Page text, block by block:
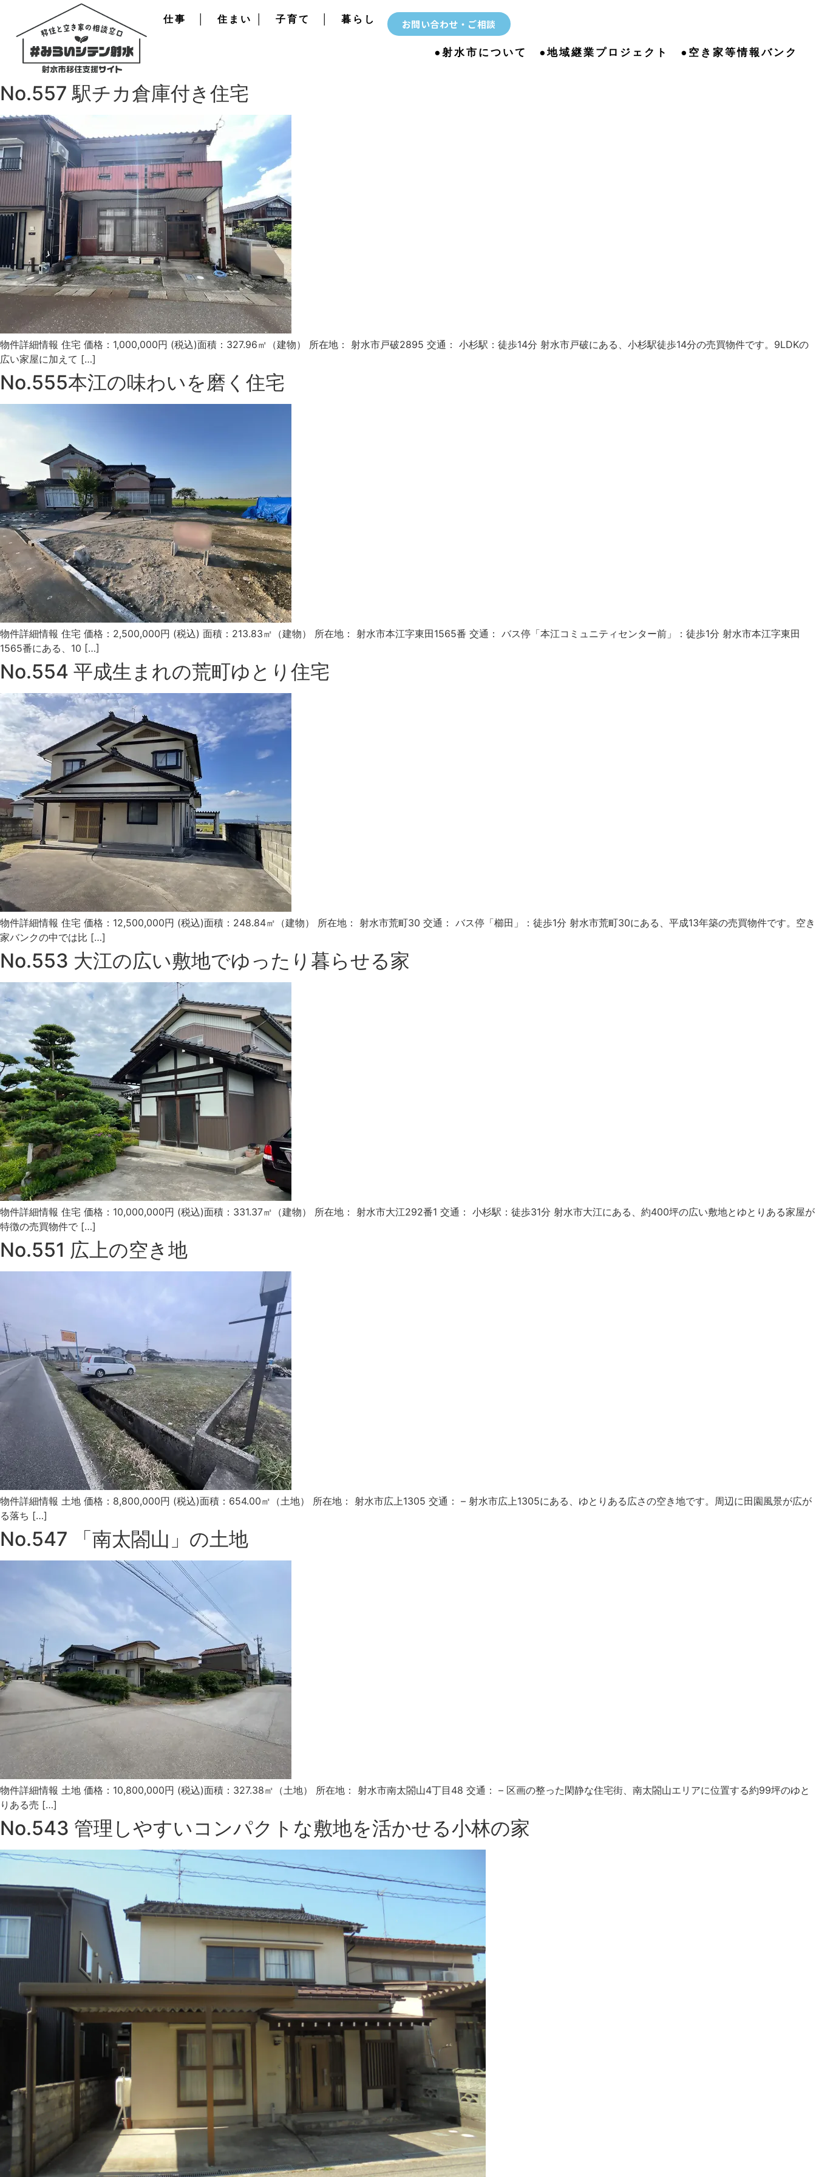
仕事 住まい 子育て 暮らし お問い合わせ・ご相談
●射水市について ●地域継業プロジェクト ●空き家等情報バンク
No.557 駅チカ倉庫付き住宅
物件詳細情報 住宅 価格：1,000,000円 (税込)面積：327.96㎡（建物） 所在地： 射水市戸破2895 交通： 小杉駅：徒歩14分 射水市戸破にある、小杉駅徒歩14分の売買物件です。9LDKの
広い家屋に加えて […]
No.555本江の味わいを磨く住宅
物件詳細情報 住宅 価格：2,500,000円 (税込) 面積：213.83㎡（建物） 所在地： 射水市本江字東田1565番 交通： バス停「本江コミュニティセンター前」：徒歩1分 射水市本江字東田
1565番にある、10 […]
No.554 平成生まれの荒町ゆとり住宅
物件詳細情報 住宅 価格：12,500,000円 (税込)面積：248.84㎡（建物） 所在地： 射水市荒町30 交通： バス停「櫛田」：徒歩1分 射水市荒町30にある、平成13年築の売買物件です。空き
家バンクの中では比 […]
No.553 大江の広い敷地でゆったり暮らせる家
物件詳細情報 住宅 価格：10,000,000円 (税込)面積：331.37㎡（建物） 所在地： 射水市大江292番1 交通： 小杉駅：徒歩31分 射水市大江にある、約400坪の広い敷地とゆとりある家屋が
特徴の売買物件で […]
No.551 広上の空き地
物件詳細情報 土地 価格：8,800,000円 (税込)面積：654.00㎡（土地） 所在地： 射水市広上1305 交通： – 射水市広上1305にある、ゆとりある広さの空き地です。周辺に田園風景が広が
る落ち […]
No.547 「南太閤山」の土地
物件詳細情報 土地 価格：10,800,000円 (税込)面積：327.38㎡（土地） 所在地： 射水市南太閤山4丁目48 交通： – 区画の整った閑静な住宅街、南太閤山エリアに位置する約99坪のゆと
りある売 […]
No.543 管理しやすいコンパクトな敷地を活かせる小林の家